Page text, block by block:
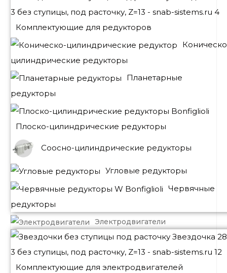
Комплектующие для редукторов
цилиндрические редукторы
Планетарные
редукторы
Плоско-цилиндрические редукторы
Соосно-цилиндрические редукторы
Угловые редукторы
Червячные
редукторы
Электродвигатели
Комплектующие для электродвигателей